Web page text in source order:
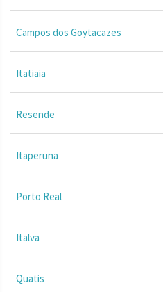
Campos dos Goytacazes
Itatiaia
Resende
Itaperuna
Porto Real
Italva
Quatis